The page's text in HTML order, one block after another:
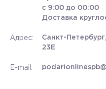
с 9:00 до 00:00
Доставка
Адрес:
Санкт-
23Е
E-mail: